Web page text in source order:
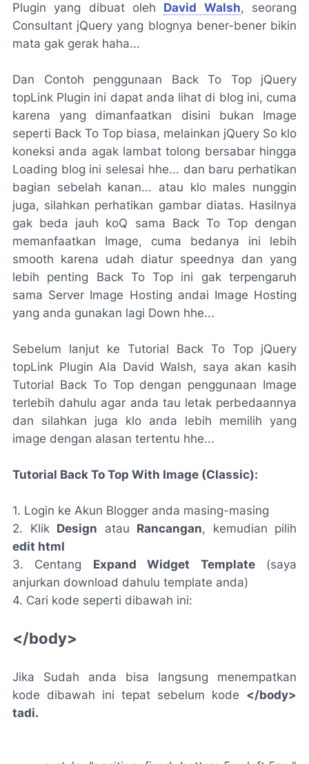
Plugin yang dibuat oleh David Walsh, seorang
Consultant jQuery yang blognya bener-bener bikin
mata gak gerak haha...
Dan Contoh penggunaan Back To Top jQuery
topLink Plugin ini dapat anda lihat di blog ini, cuma
karena yang dimanfaatkan disini bukan Image
seperti Back To Top biasa, melainkan jQuery So klo
koneksi anda agak lambat tolong bersabar hingga
Loading blog ini selesai hhe... dan baru perhatikan
bagian sebelah kanan... atau klo males nunggin
juga, silahkan perhatikan gambar diatas. Hasilnya
gak beda jauh koQ sama Back To Top dengan
memanfaatkan Image, cuma bedanya ini lebih
smooth karena udah diatur speednya dan yang
lebih penting Back To Top ini gak terpengaruh
sama Server Image Hosting andai Image Hosting
yang anda gunakan lagi Down hhe...
Sebelum lanjut ke Tutorial Back To Top jQuery
topLink Plugin Ala David Walsh, saya akan kasih
Tutorial Back To Top dengan penggunaan Image
terlebih dahulu agar anda tau letak perbedaannya
dan silahkan juga klo anda lebih memilih yang
image dengan alasan tertentu hhe...
Tutorial Back To Top With Image (Classic):
1. Login ke Akun Blogger anda masing-masing
2. Klik Design atau Rancangan, kemudian pilih
edit html
3. Centang Expand Widget Template(saya
anjurkan download dahulu template anda)
4. Cari kode seperti dibawah ini:
</body>
Jika Sudah anda bisa langsung menempatkan
kode dibawah ini tepat sebelum kode </body>
tadi.